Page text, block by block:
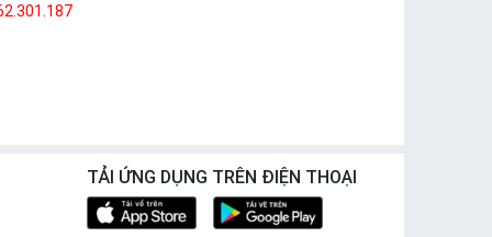
TẢI ỨNG DỤNG TRÊN ĐIỆN THOẠI